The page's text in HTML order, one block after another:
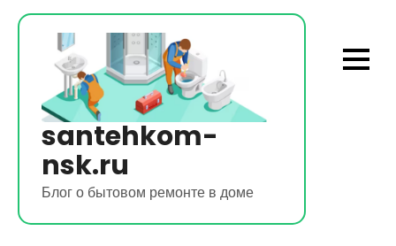
Перейти
содержимому
santehkom-
nsk.ru
Блог о бытовом ремонте в доме